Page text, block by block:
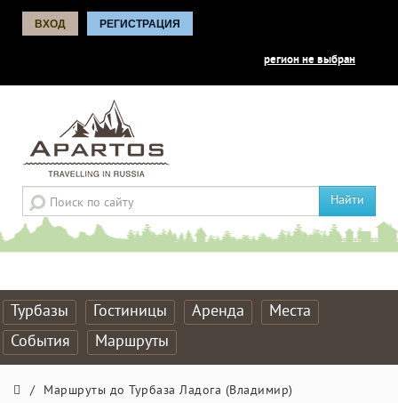
ВХОД РЕГИСТРАЦИЯ
регион не выбран
Найти
Турбазы Гостиницы Аренда
Места
События
Маршруты
/ Маршруты до Турбаза Ладога (Владимир)